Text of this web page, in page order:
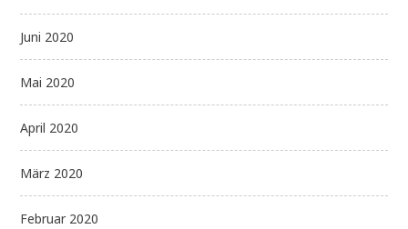
Juni 2020
Mai 2020
April 2020
März 2020
Februar 2020